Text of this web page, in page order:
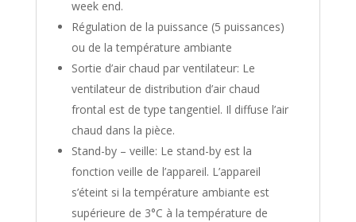
week end.
Régulation de la puissance (5 puissances)
ou de la température ambiante
Sortie d’air chaud par ventilateur: Le
ventilateur de distribution d’air chaud
frontal est de type tangentiel. Il diffuse l’air
chaud dans la pièce.
Stand-by – veille: Le stand-by est la
fonction veille de l’appareil. L’appareil
s’éteint si la température ambiante est
supérieure de 3°C à la température de